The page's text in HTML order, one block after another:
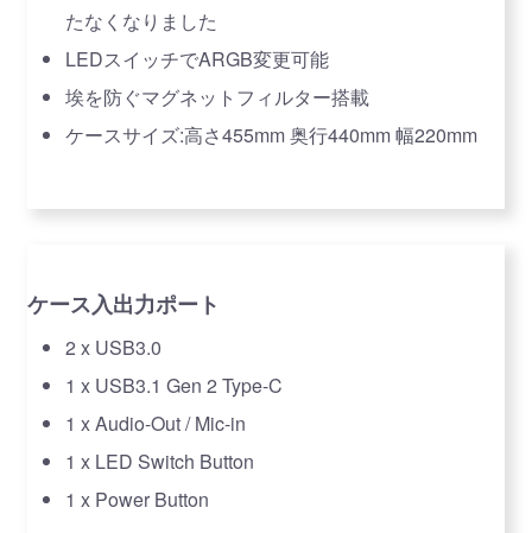
たなくなりました
LEDスイッチでARGB変更可能
埃を防ぐマグネットフィルター搭載
ケースサイズ:高さ455mm 奥行440mm 幅220mm
ケース入出力ポート
2 x USB3.0
1 x USB3.1 Gen 2 Type-C
1 x Audio-Out / Mic-in
1 x LED Switch Button
1 x Power Button